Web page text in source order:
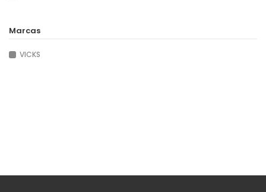
Marcas
VICKS